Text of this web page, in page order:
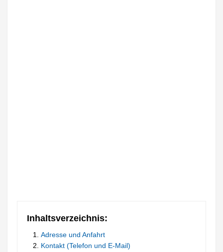
Inhaltsverzeichnis:
Adresse und Anfahrt
Kontakt (Telefon und E-Mail)